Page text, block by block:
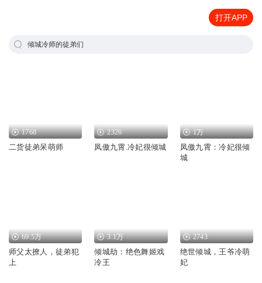
打开APP
倾城冷师的徒弟们
1768
二货徒弟呆萌师
2326
凤傲九霄.冷妃很倾城
1万
凤傲九霄：冷妃很倾
城
69.5万
师父太撩人，徒弟犯
上
3.1万
倾城劫：绝色舞姬戏
冷王
2743
绝世倾城，王爷冷萌
妃